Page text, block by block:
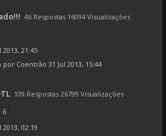
46 Respostas 16094 Visualizações
2013, 21:45
por Coentrão 31 Jul 2013, 15:44
109 Respostas 26799 Visualizações
6
2013, 02:19